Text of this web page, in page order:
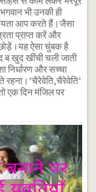
भी उनकी ही
आप करते हैं।जैसा
प्राप्त करें और
ऐसा चुंबक है
खुद खींची चली जाती
निर्धारण और सच्चा
एक दिन मंजिल पर